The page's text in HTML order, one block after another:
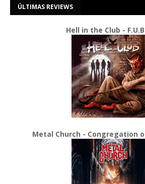
ÚLTIMAS REVIEWS
Hell in the Club -
Metal Church - Congregation